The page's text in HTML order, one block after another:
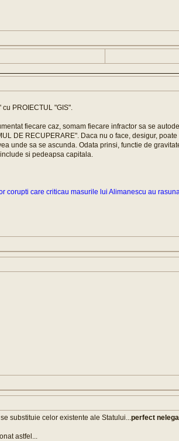
PROIECTUL "GIS".
fiecare caz, somam fiecare infractor sa se
DE RECUPERARE". Daca nu o face, desigur,
unde sa se ascunda. Odata prinsi, functie de
si pedeapsa capitala.
corupti care criticau masurile lui Alimanescu au
substituie celor existente ale Statului...perfect
astfel...